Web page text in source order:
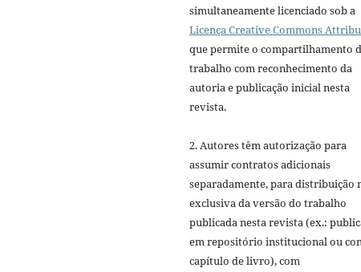
simultaneamente licenciado sob a
Licença Creative Commons
que permite o compartilhamento
trabalho com reconhecimento da
autoria e publicação inicial nesta
revista.
2. Autores têm autorização para
assumir contratos adicionais
separadamente, para distribuição
exclusiva da versão do trabalho
publicada nesta revista (ex.:
em repositório institucional ou
capítulo de livro), com